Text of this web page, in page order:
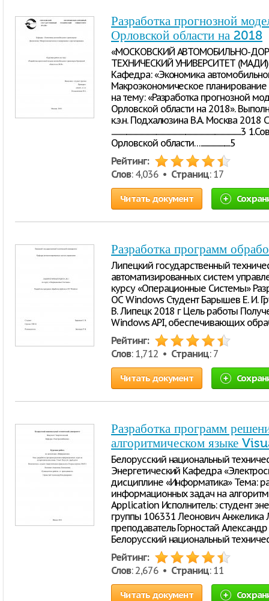
Разработка прогнозной
Орловской области на 2018
«МОСКОВСКИЙ АВТОМОБИЛЬНО-
ТЕХНИЧЕСКИЙ УНИВЕРСИТЕТ
Кафедра: «Экономика
Макроэкономическое
на тему: «Разработка прогнозной
Орловской области на 2018».
к.э.н. Подхалюзина В.А. Москва
Орловской области….........................5
Рейтинг:
Слов: 4,036 • Страниц: 17
Читать документ
Разработка программ
Липецкий государственный
автоматизированных систем
курсу «Операционные Системы»
ОС Windows Студент Барышев Е. И.
В. Липецк 2018 г Цель работы
Windows API, обеспечивающих
Рейтинг:
Слов: 1,712 • Страниц: 7
Читать документ
Разработка программ
алгоритмическом языке
Белорусский национальный
Энергетический Кафедра
дисциплине «Информатика» Тема:
информационных задач на
Application Исполнитель: студент
группы 106331 Леонович Анжелика
преподаватель Горностай
Белорусский национальный
Рейтинг:
Слов: 2,676 • Страниц: 11
Читать документ